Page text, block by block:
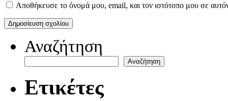
Αποθήκευσε το όνομά μου, email, και τον ιστότοπο μου σε
Αναζήτηση
Αναζήτηση
Ετικέτες